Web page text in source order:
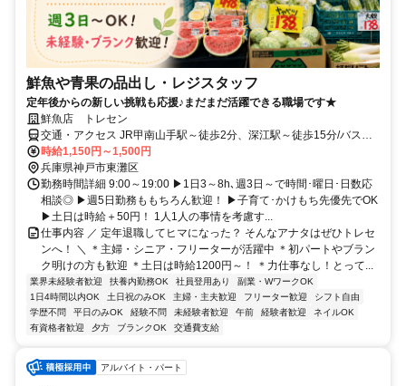
鮮魚や青果の品出し・レジスタッフ
定年後からの新しい挑戦も応援♪まだまだ活躍できる職場です★
鮮魚店 トレセン
交通・アクセス JR甲南山手駅～徒歩2分、深江駅～徒歩15分/バス停
「森南町」前
時給1,150円～1,500円
兵庫県神戸市東灘区
勤務時間詳細 9:00～19:00 ▶1日3～8h､週3日～で時間･曜日･日数応
相談◎ ▶週5日勤務ももちろん歓迎！ ▶子育て･かけもち先優先でOK
▶土日は時給＋50円！ 1人1人の事情を考慮す...
仕事内容 ／ 定年退職してヒマになった？ そんなアナタはぜひトレセ
ンへ！ ＼ ＊主婦・シニア・フリーターが活躍中 ＊初パートやブラン
ク明けの方も歓迎 ＊土日は時給1200円～！ ＊力仕事なし！とって...
業界未経験者歓迎 扶養内勤務OK 社員登用あり
副業・WワークOK
1日4時間以内OK
土日祝のみOK 主婦・主夫歓迎 フリーター歓迎
シフト自由
学歴不問
平日のみOK 経験不問 未経験者歓迎 午前 経験者歓迎
ネイルOK
有資格者歓迎
夕方 ブランクOK 交通費支給
アルバイト・パート